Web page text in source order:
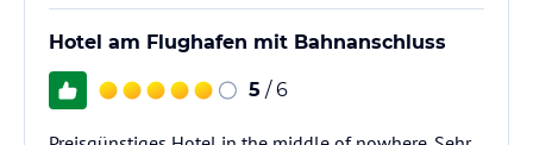
Hotel am Flughafen mit Bahnanschluss
5 / 6